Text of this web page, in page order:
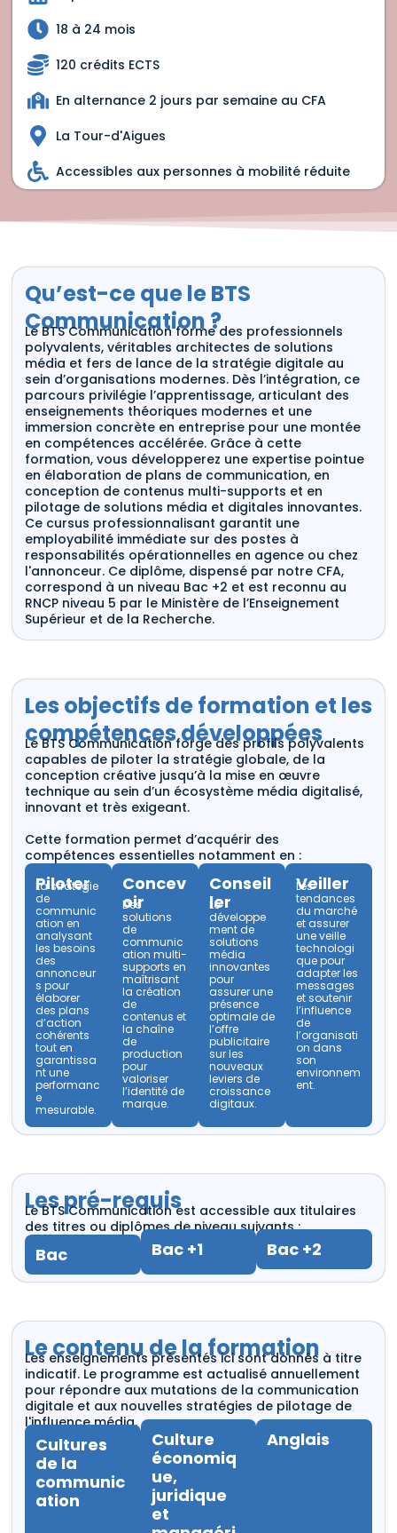
18 à 24 mois
120 crédits ECTS
En alternance 2 jours par semaine au CFA
La Tour-d'Aigues
Accessibles aux personnes à mobilité réduite
Qu’est-ce que le BTS
Communication ?
Le BTS Communication forme des professionnels
polyvalents, véritables architectes de solutions
média et fers de lance de la stratégie digitale au
sein d’organisations modernes. Dès l’intégration, ce
parcours privilégie l’apprentissage, articulant des
enseignements théoriques modernes et une
immersion concrète en entreprise pour une montée
en compétences accélérée. Grâce à cette
formation, vous développerez une expertise pointue
en élaboration de plans de communication, en
conception de contenus multi-supports et en
pilotage de solutions média et digitales innovantes.
Ce cursus professionnalisant garantit une
employabilité immédiate sur des postes à
responsabilités opérationnelles en agence ou chez
l'annonceur. Ce diplôme, dispensé par notre CFA,
correspond à un niveau Bac +2 et est reconnu au
RNCP niveau 5 par le Ministère de l’Enseignement
Supérieur et de la Recherche.
Les objectifs de formation et les
compétences développées
Le BTS Communication forge des profils polyvalents
capables de piloter la stratégie globale, de la
conception créative jusqu’à la mise en œuvre
technique au sein d’un écosystème média digitalisé,
innovant et très exigeant.
Cette formation permet d’acquérir des
compétences essentielles notamment en :
Piloter
La stratégie
de
communic
ation en
analysant
les besoins
des
annonceur
s pour
élaborer
des plans
d’action
cohérents
tout en
garantissa
nt une
performanc
e
mesurable.
Concev
oir
Des
solutions
de
communic
ation multi-
supports en
maîtrisant
la création
de
contenus et
la chaîne
de
production
pour
valoriser
l’identité de
marque.
Conseil
ler
Le
développe
ment de
solutions
média
innovantes
pour
assurer une
présence
optimale de
l’offre
publicitaire
sur les
nouveaux
leviers de
croissance
digitaux.
Veiller
Les
tendances
du marché
et assurer
une veille
technologi
que pour
adapter les
messages
et soutenir
l’influence
de
l’organisati
on dans
son
environnem
ent.
Les pré-requis
Le BTS Communication est accessible aux titulaires
des titres ou diplômes de niveau suivants :
Bac Bac +1 Bac +2
Le contenu de la formation
Les enseignements présentés ici sont donnés à titre
indicatif. Le programme est actualisé annuellement
pour répondre aux mutations de la communication
digitale et aux nouvelles stratégies de pilotage de
l'influence média.
Cultures
de la
communic
ation
Culture
économiq
ue,
juridique
et
Anglais